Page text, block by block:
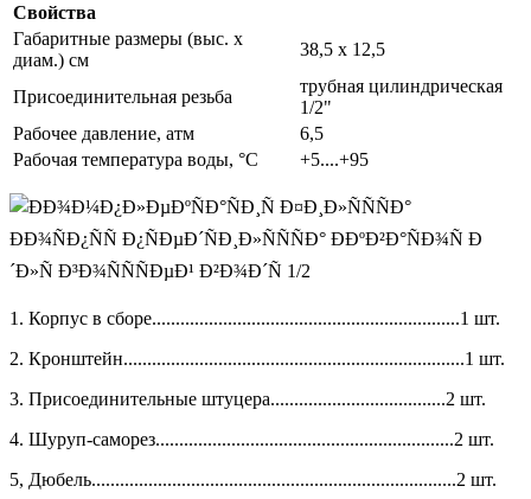
Свойства
Габаритные размеры (выс. х
диам.) см
38,5 х 12,5
Присоединительная резьба
трубная цилиндрическая
1/2"
Рабочее давление, атм
6,5
Рабочая температура воды, °C
+5....+95
1. Корпус в сборе.................................................................1 шт.
2. Кронштейн........................................................................1 шт.
3. Присоединительные штуцера.....................................2 шт.
4. Шуруп-саморез...............................................................2 шт.
5, Дюбель.............................................................................2 шт.